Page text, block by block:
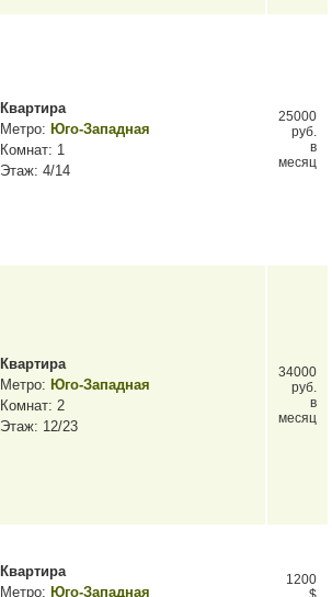
Квартира
Метро: Юго-Западная
Комнат: 1
Этаж: 4/14
25000
руб.
в
месяц
Квартира
Метро: Юго-Западная
Комнат: 2
Этаж: 12/23
34000
руб.
в
месяц
Квартира
Метро: Юго-Западная
1200